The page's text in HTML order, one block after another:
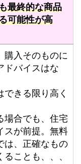
最終的な商品
可能性が高
購入そのものに
ドバイスはな
きる限り高く
場合でも、住宅
スが前提。無料
は、正確なもの
ことも、、、